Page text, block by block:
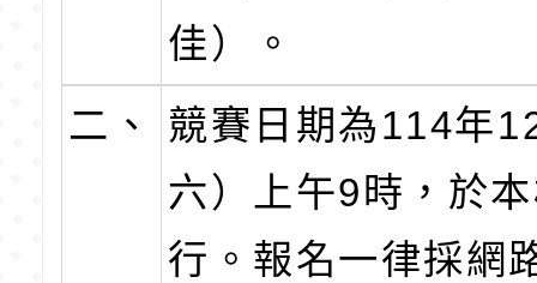
佳）。
二、
競賽日期為114年
六）上午9時，於
行。報名一律採網